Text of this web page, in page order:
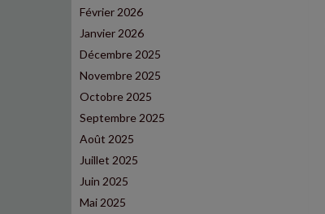
Février 2026
Janvier 2026
Décembre 2025
Novembre 2025
Octobre 2025
Septembre 2025
Août 2025
Juillet 2025
Juin 2025
Mai 2025